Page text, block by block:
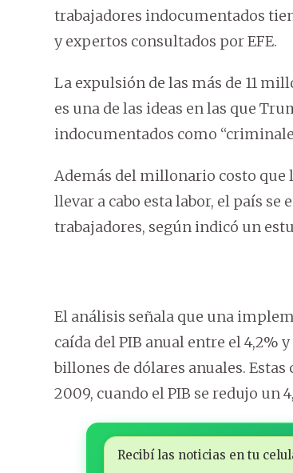
trabajadores indocumentados
y expertos consultados por EFE.
La expulsión de las más de 11
es una de las ideas en las que
indocumentados como
Además del millonario costo que
llevar a cabo esta labor, el país
trabajadores, según indicó un
El análisis señala que una
caída del PIB anual entre el 4,2%
billones de dólares anuales.
2009, cuando el PIB se redujo un
Recibí las noticias en tu